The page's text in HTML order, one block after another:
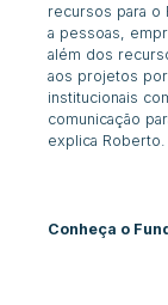
recursos para o
a pessoas,
além dos
aos projetos
institucionais
comunicação
explica Roberto.
Conheça o